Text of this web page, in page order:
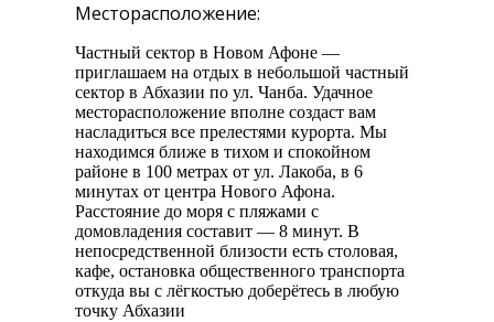
Месторасположение:
Частный сектор в Новом Афоне —
приглашаем на отдых в небольшой частный
сектор в Абхазии по ул. Чанба. Удачное
месторасположение вполне создаст вам
насладиться все прелестями курорта. Мы
находимся ближе в тихом и спокойном
районе в 100 метрах от ул. Лакоба, в 6
минутах от центра Нового Афона.
Расстояние до моря с пляжами с
домовладения составит — 8 минут. В
непосредственной близости есть столовая,
кафе, остановка общественного транспорта
откуда вы с лёгкостью доберётесь в любую
точку Абхазии